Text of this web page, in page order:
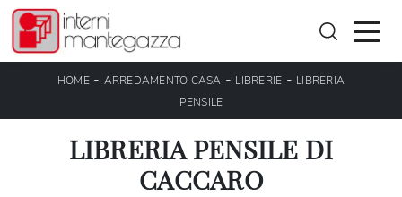
HOME- ARREDAMENTO CASA - LIBRERIE - LIBRERIA
PENSILE
LIBRERIA PENSILE DI
CACCARO